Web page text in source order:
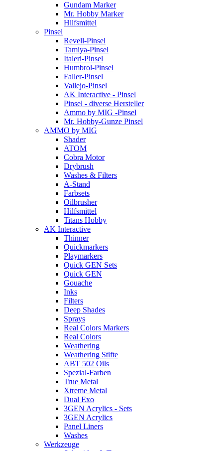
Gundam Marker
Mr. Hobby Marker
Hilfsmittel
Pinsel
Revell-Pinsel
Tamiya-Pinsel
Italeri-Pinsel
Humbrol-Pinsel
Faller-Pinsel
Vallejo-Pinsel
AK Interactive - Pinsel
Pinsel - diverse Hersteller
Ammo by MIG -Pinsel
Mr. Hobby-Gunze Pinsel
AMMO by MIG
Shader
ATOM
Cobra Motor
Drybrush
Washes & Filters
A-Stand
Farbsets
Oilbrusher
Hilfsmittel
Titans Hobby
AK Interactive
Thinner
Quickmarkers
Playmarkers
Quick GEN Sets
Quick GEN
Gouache
Inks
Filters
Deep Shades
Sprays
Real Colors Markers
Real Colors
Weathering
Weathering Stifte
ABT 502 Oils
Spezial-Farben
True Metal
Xtreme Metal
Dual Exo
3GEN Acrylics - Sets
3GEN Acrylics
Panel Liners
Washes
Werkzeuge